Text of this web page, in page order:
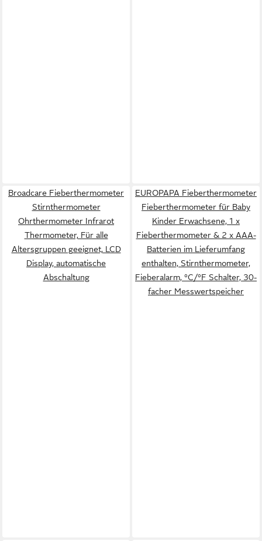
Broadcare Fieberthermometer
Stirnthermometer
Ohrthermometer Infrarot
Thermometer, Für alle
Altersgruppen geeignet, LCD
Display, automatische
Abschaltung
EUROPAPA Fieberthermometer
Fieberthermometer für Baby
Kinder Erwachsene, 1 x
Fieberthermometer & 2 x AAA-
Batterien im Lieferumfang
enthalten, Stirnthermometer,
Fieberalarm, °C/°F Schalter, 30-
facher Messwertspeicher